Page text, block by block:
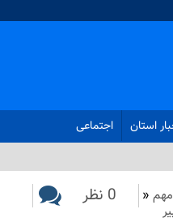
استان اجتماعی
«
0 نظر